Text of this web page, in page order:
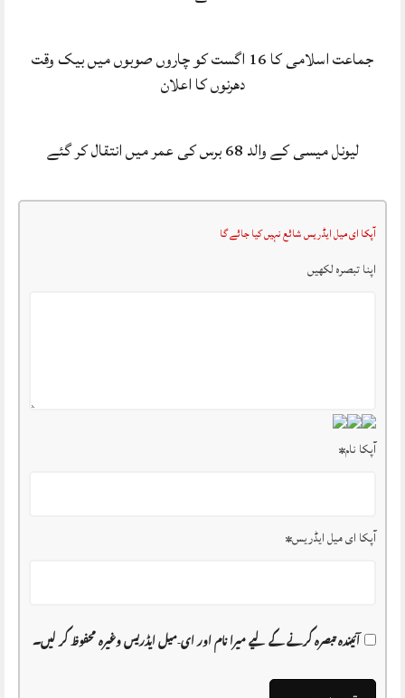
جماعت اسلامی کا 16 اگست کو چاروں صوبوں میں بیک وقت
دھرنوں کا اعلان
لیونل میسی کے والد 68 برس کی عمر میں انتقال کر گئے
آپکا ای میل ایڈریس شائع نہیں کیا جائے گا
اپنا تبصرہ لکھیں
آپکا نام*
آپکا ای میل ایڈریس*
آئیندہ تبصرہ کرنے کے لیے میرا نام اور ای-میل ایڈریس وغیرہ محفوظ کر لیں۔